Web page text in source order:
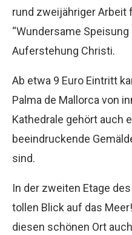
rund zweijähriger Arbeit
“Wundersame Speisung
Auferstehung Christi.
Ab etwa 9 Euro Eintritt
Palma de Mallorca von
Kathedrale gehört auch
beeindruckende
sind.
In der zweiten Etage
tollen Blick auf das
diesen schönen Ort